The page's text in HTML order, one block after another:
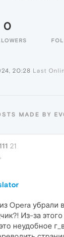
0
20:28 Last
MADE BY
21
Opera убрали
Из-за
неудобное